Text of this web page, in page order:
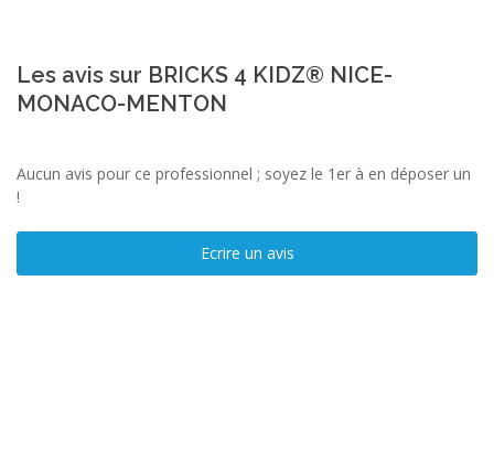
Les avis sur BRICKS 4 KIDZ® NICE-
MONACO-MENTON
Aucun avis pour ce professionnel ; soyez le 1er à en déposer un
!
Ecrire un avis